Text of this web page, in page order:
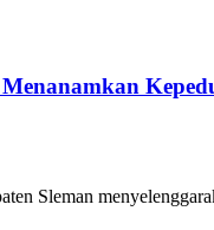
Sleman